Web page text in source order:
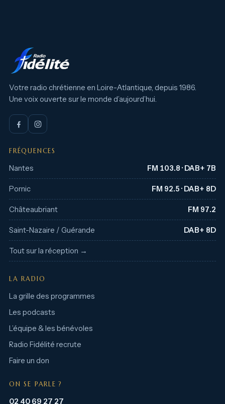
Votre radio chrétienne en Loire-Atlantique, depuis 1986.
Une voix ouverte sur le monde d’aujourd’hui.
FRÉQUENCES
Nantes FM 103.8 · DAB+ 7B
Pornic FM 92.5 · DAB+ 8D
Châteaubriant FM 97.2
Saint-Nazaire / Guérande DAB+ 8D
Tout sur la réception →
LA RADIO
La grille des programmes
Les podcasts
L’équipe & les bénévoles
Radio Fidélité recrute
Faire un don
ON SE PARLE ?
02 40 69 27 27